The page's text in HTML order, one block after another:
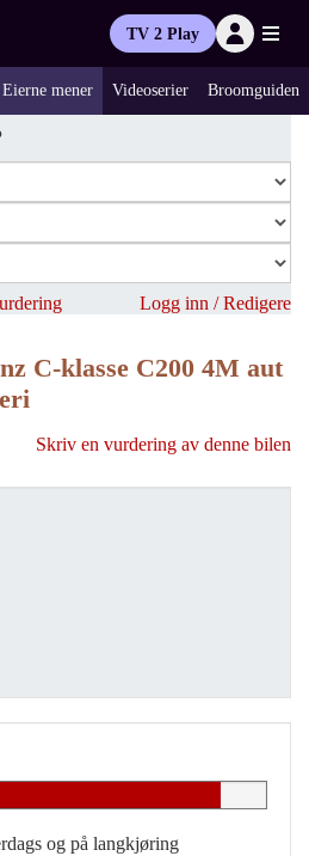
TV 2 Play
Eierne mener Videoserier Broomguiden
Logg inn / Redigere
C-klasse C200 4M aut
Skriv en vurdering av denne bilen
og på langkjøring